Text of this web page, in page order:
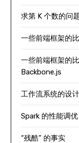
求第 K 个数的问
一些前端框架的
一些前端框架的
Backbone.js
工作流系统的设计
Spark 的性能调优
“残酷” 的事实